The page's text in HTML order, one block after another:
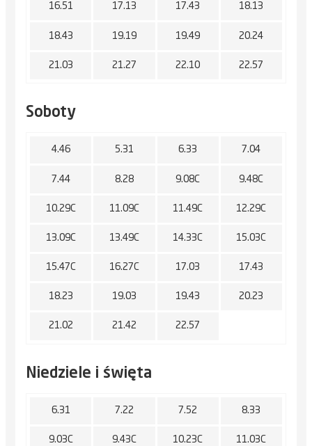
16.51 17.13 17.43 18.13
18.43 19.19 19.49 20.24
21.03 21.27 22.10 22.57
Soboty
4.46 5.31 6.33 7.04
7.44 8.28 9.08C 9.48C
10.29C 11.09C 11.49C 12.29C
13.09C 13.49C 14.33C 15.03C
15.47C 16.27C 17.03 17.43
18.23 19.03 19.43 20.23
21.02 21.42 22.57
Niedziele i święta
6.31 7.22 7.52 8.33
9.03C 9.43C 10.23C 11.03C